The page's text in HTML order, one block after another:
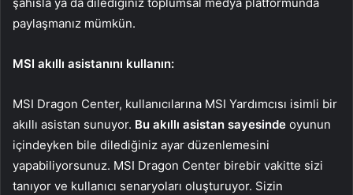
şahısla ya da dilediğiniz toplumsal medya platformunda
paylaşmanız mümkün.
MSI akıllı asistanını kullanın:
MSI Dragon Center, kullanıcılarına MSI Yardımcısı isimli bir
akıllı asistan sunuyor. Bu akıllı asistan sayesinde oyunun
içindeyken bile dilediğiniz ayar düzenlemesini
yapabiliyorsunuz. MSI Dragon Center birebir vakitte sizi
tanıyor ve kullanıcı senaryoları oluşturuyor. Sizin